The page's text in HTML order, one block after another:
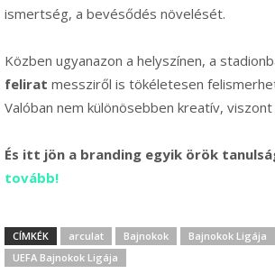
ismertség, a bevésődés növelését.
Közben ugyanazon a helyszínen, a
felirat messziről is tökéletesen
Valóban nem különösebben kreatív,
És itt jön a branding egyik örök
tovább!
CÍMKÉK arculat Bajnokok Bajnokok Ligája
UEFA Bajnokok Ligája